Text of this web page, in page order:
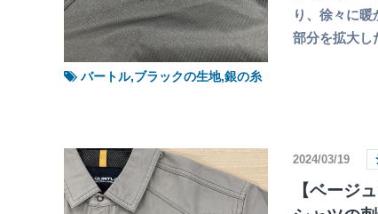
り、徐々に
部分を拡大
バートル,ブラックの生地,銀の糸
2024/03/19
【ベージ